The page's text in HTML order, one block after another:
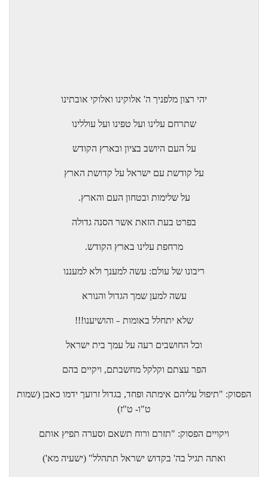
יהי רצון מלפניך ה' אלוקינו ואלוקי אובתינו
שתרחם עלינו ועל טפינו ועל עוללינו
על העם היושב בציון ובארץ הקודש
על קודשת עם ישראל על קדושת הארץ
על שלימות ובטחון העם והארץ.
בפרט בעת הזאת אשר הסנה גדולה
מרחפת עלינו בארץ הקודש.
ריבונו של עולם: עשה למענך ולא למעננו
עשה למען שמך הגדול והנורא
שלא יתחלל באומות – והושיענו!!!
וכל החושבים רעה על עמך בית ישראל
הפר עצתם וקלקל מחשבתם, ויקיים בהם
הפסוק: "תיפול עליהם אימתה ופחד, בגדול זרועך ידמו כאבן (שמות
ט"ו- ט"ז)
ויקויים הפסוק: "תזרם ורוח תשאם וסערה תפיץ אותם
ואתה תגיל בה' בקדוש ישראל תתהלל" (ישעיה מא')